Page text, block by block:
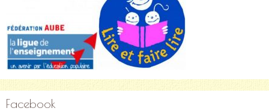
Facebook